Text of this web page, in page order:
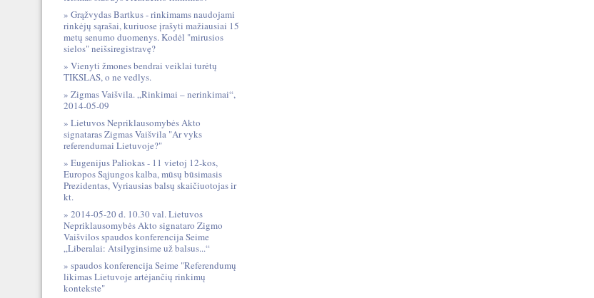
Grąžvydas Bartkus - rinkimams naudojami
rinkėjų sąrašai, kuriuose įrašyti mažiausiai 15
metų senumo duomenys. Kodėl "mirusios
sielos" neišsiregistravę?
Vienyti žmones bendrai veiklai turėtų
TIKSLAS, o ne vedlys.
Zigmas Vaišvila. „Rinkimai – nerinkimai“,
2014-05-09
Lietuvos Nepriklausomybės Akto
signataras Zigmas Vaišvila "Ar vyks
referendumai Lietuvoje?"
Eugenijus Paliokas - 11 vietoj 12-kos,
Europos Sąjungos kalba, mūsų būsimasis
Prezidentas, Vyriausias balsų skaičiuotojas ir
kt.
2014-05-20 d. 10.30 val. Lietuvos
Nepriklausomybės Akto signataro Zigmo
Vaišvilos spaudos konferencija Seime
„Liberalai: Atsilyginsime už balsus...“
spaudos konferencija Seime "Referendumų
likimas Lietuvoje artėjančių rinkimų
kontekste"